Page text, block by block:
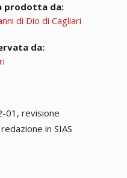
prodotta da:
di Dio di Cagliari
da:
01, revisione
in SIAS